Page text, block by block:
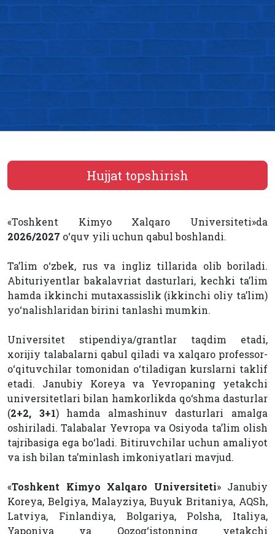
Hujjat topshirish
«Toshkent Kimyo Xalqaro Universiteti»da
2026/2027 o‘quv yili uchun qabul boshlandi.
Ta’lim o‘zbek, rus va ingliz tillarida olib boriladi.
Abituriyentlar bakalavriat dasturlari, kechki ta’lim
hamda ikkinchi mutaxassislik (ikkinchi oliy ta’lim)
yo‘nalishlaridan birini tanlashi mumkin.
Universitet stipendiya/grantlar taqdim etadi,
xorijiy talabalarni qabul qiladi va xalqaro professor-
o‘qituvchilar tomonidan o‘tiladigan kurslarni taklif
etadi. Janubiy Koreya va Yevropaning yetakchi
universitetlari bilan hamkorlikda qo‘shma dasturlar
(2+2, 3+1) hamda almashinuv dasturlari amalga
oshiriladi. Talabalar Yevropa va Osiyoda ta’lim olish
tajribasiga ega bo‘ladi. Bitiruvchilar uchun amaliyot
va ish bilan ta’minlash imkoniyatlari mavjud.
«Toshkent Kimyo Xalqaro Universiteti» Janubiy
Koreya, Belgiya, Malayziya, Buyuk Britaniya, AQSh,
Latviya, Finlandiya, Bolgariya, Polsha, Italiya,
Yaponiya va Qozog‘istonning yetakchi